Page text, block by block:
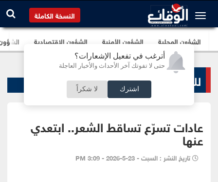
أترغب في تفعيل الإشعارات؟
حتى لا تفوتك آخر الأحداث والأخبار العاجلة
اشترك لا شكراً
النسخة الكاملة
الشؤون المحلية الشؤون الأمنية الشؤون الإقتصادية
لك سيدتي
عادات تسرّع تساقط الشعر.. ابتعدي
عنها
تاريخ النشر : السبت - 23-5-2026 - 3:09 PM